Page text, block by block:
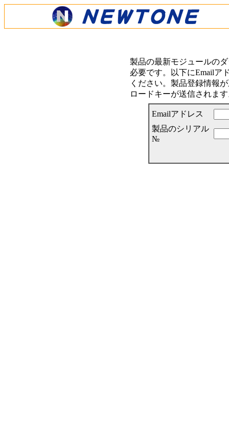
製品の最新モジュールの
必要です。以下にEmailア
ください。製品登録情報
ロードキーが送信されま
Emailアドレス
製品のシリアル
№